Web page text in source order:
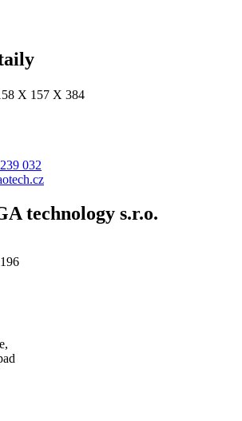
X 157 X 384
032
technology s.r.o.